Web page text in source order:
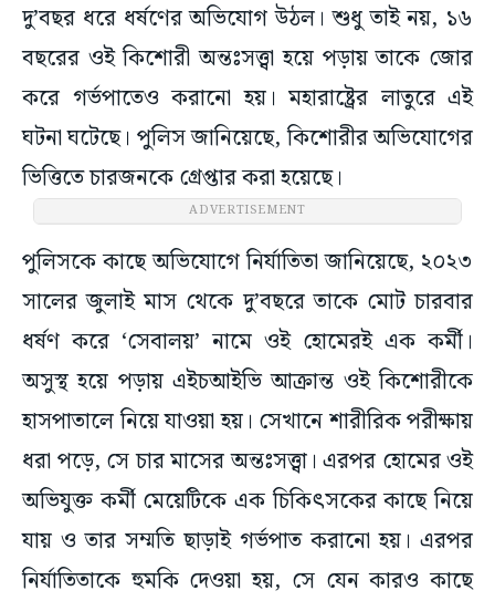
দু’বছর ধরে ধর্ষণের অভিযোগ উঠল। শুধু তাই নয়, ১৬
বছরের ওই কিশোরী অন্তঃসত্ত্বা হয়ে পড়ায় তাকে জোর
করে গর্ভপাতেও করানো হয়। মহারাষ্ট্রের লাতুরে এই
ঘটনা ঘটেছে। পুলিস জানিয়েছে, কিশোরীর অভিযোগের
ভিত্তিতে চারজনকে গ্রেপ্তার করা হয়েছে।
ADVERTISEMENT
পুলিসকে কাছে অভিযোগে নির্যাতিতা জানিয়েছে, ২০২৩
সালের জুলাই মাস থেকে দু’বছরে তাকে মোট চারবার
ধর্ষণ করে ‘সেবালয়’ নামে ওই হোমেরই এক কর্মী।
অসুস্থ হয়ে পড়ায় এইচআইভি আক্রান্ত ওই কিশোরীকে
হাসপাতালে নিয়ে যাওয়া হয়। সেখানে শারীরিক পরীক্ষায়
ধরা পড়ে, সে চার মাসের অন্তঃসত্ত্বা। এরপর হোমের ওই
অভিযুক্ত কর্মী মেয়েটিকে এক চিকিৎসকের কাছে নিয়ে
যায় ও তার সম্মতি ছাড়াই গর্ভপাত করানো হয়। এরপর
নির্যাতিতাকে হুমকি দেওয়া হয়, সে যেন কারও কাছে